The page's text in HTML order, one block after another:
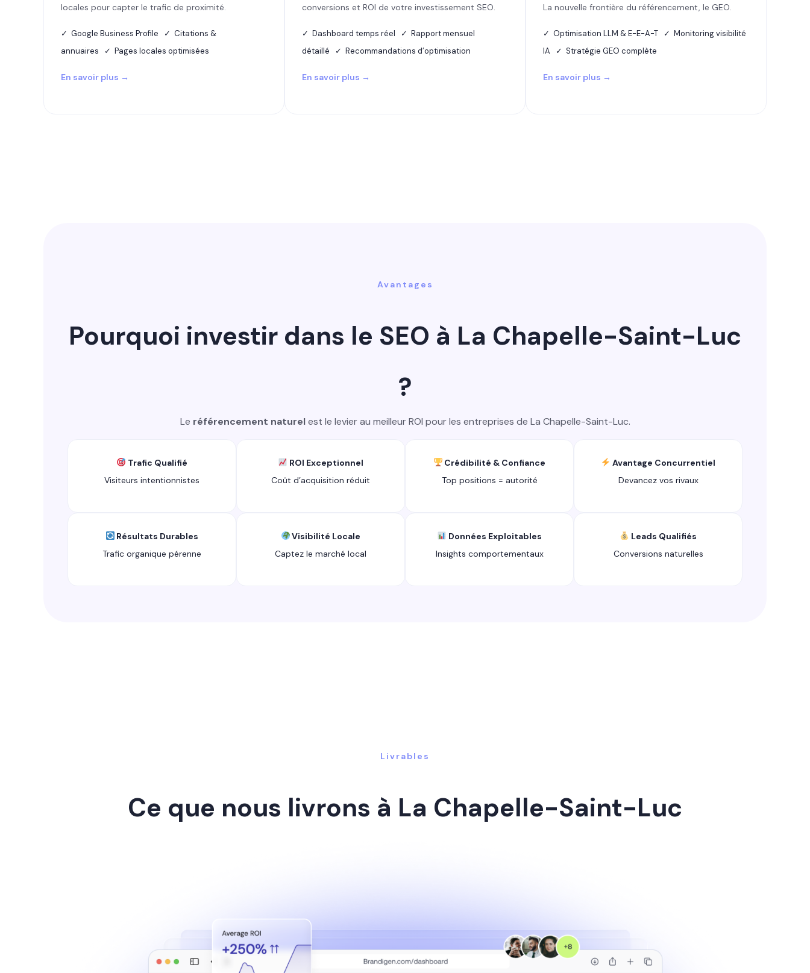
locales pour capter le trafic de proximité.
✓ Google Business Profile ✓ Citations &
annuaires ✓ Pages locales optimisées
En savoir plus →
conversions et ROI de votre investissement SEO.
✓ Dashboard temps réel ✓ Rapport mensuel
détaillé ✓ Recommandations d’optimisation
En savoir plus →
La nouvelle frontière du référencement, le GEO.
✓ Optimisation LLM & E-E-A-T ✓ Monitoring visibilité
IA ✓ Stratégie GEO complète
En savoir plus →
Avantages
Pourquoi investir dans le SEO à La Chapelle-Saint-Luc
?
Le référencement naturelest le levier au meilleur ROI pour les entreprises de La Chapelle-Saint-Luc.
Trafic Qualifié
Visiteurs intentionnistes
ROI Exceptionnel
Coût d’acquisition réduit
Crédibilité & Confiance
Top positions = autorité
Avantage Concurrentiel
Devancez vos rivaux
Résultats Durables
Trafic organique pérenne
Visibilité Locale
Captez le marché local
Données Exploitables
Insights comportementaux
Leads Qualifiés
Conversions naturelles
Livrables
Ce que nous livrons à La Chapelle-Saint-Luc